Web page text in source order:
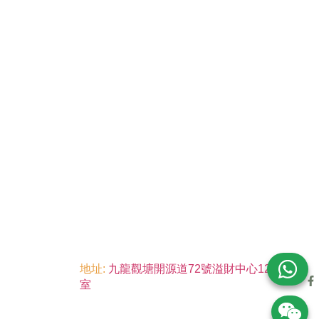
地址: 九龍觀塘開源道72號溢財中心12樓6
室